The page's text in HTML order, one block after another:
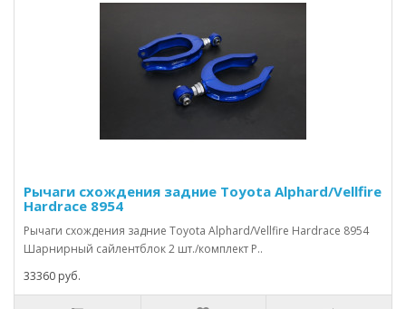
Рычаги схождения задние Toyota Alphard/Vellfire
Hardrace 8954
Рычаги схождения задние Toyota Alphard/Vellfire Hardrace 8954
Шарнирный сайлентблок 2 шт./комплект Р..
33360 руб.